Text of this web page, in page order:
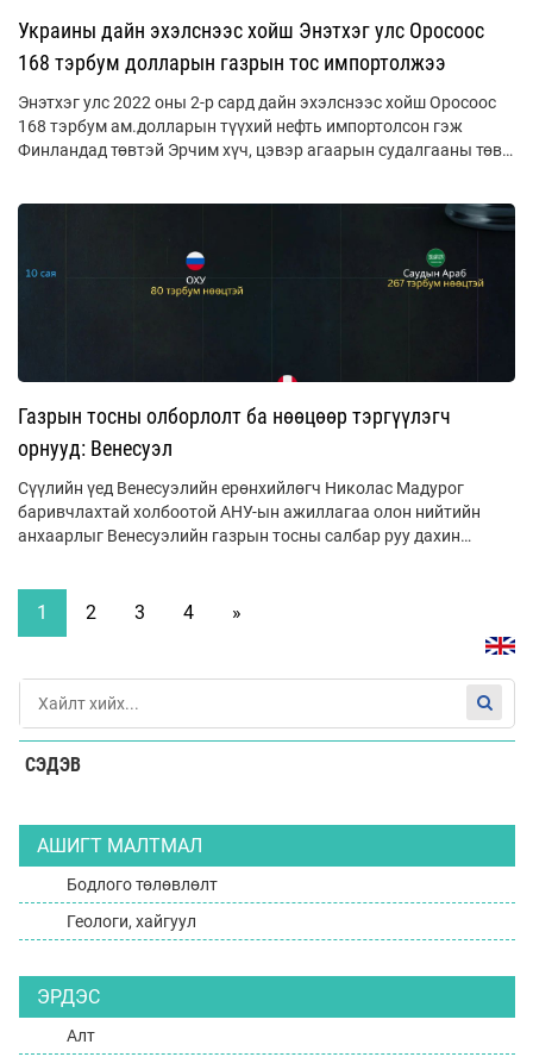
Украины дайн эхэлснээс хойш Энэтхэг улс Оросоос
168 тэрбум долларын газрын тос импортолжээ
Энэтхэг улс 2022 оны 2-р сард дайн эхэлснээс хойш Оросоос
168 тэрбум ам.долларын түүхий нефть импортолсон гэж
Финландад төвтэй Эрчим хүч, цэвэр агаарын судалгааны төв
Газрын тосны олборлолт ба нөөцөөр тэргүүлэгч
орнууд: Венесуэл
Сүүлийн үед Венесуэлийн ерөнхийлөгч Николас Мадурог
баривчлахтай холбоотой АНУ-ын ажиллагаа олон нийтийн
анхаарлыг Венесуэлийн газрын тосны салбар руу дахин
нөөцтэй аж.
1 2 3 4 »
СЭДЭВ
АШИГТ МАЛТМАЛ
Бодлого төлөвлөлт
Геологи, хайгуул
ЭРДЭС
Алт